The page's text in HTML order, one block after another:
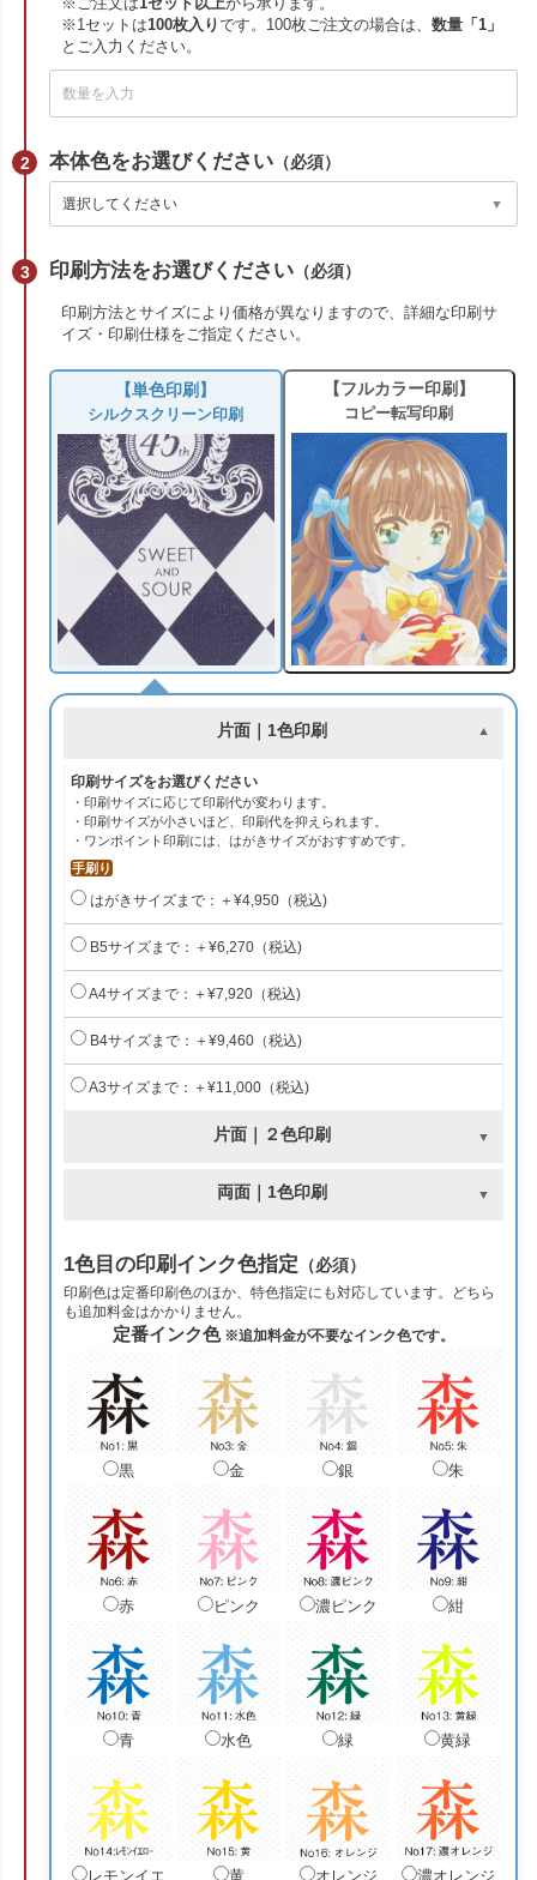
※ご注文は1セット以上から承ります。
※1セットは100枚入りです。100枚ご注文の場合は、数量「1」
とご入力ください。
本体色をお選びください （必須）
印刷方法をお選びください （必須）
印刷方法とサイズにより価格が異なりますので、詳細な印刷サ
イズ・印刷仕様をご指定ください。
【単色印刷】
シルクスクリーン印刷
【フルカラー印刷】
コピー転写印刷
片面｜1色印刷
印刷サイズをお選びください
・印刷サイズに応じて印刷代が変わります。
・印刷サイズが小さいほど、印刷代を抑えられます。
・ワンポイント印刷には、はがきサイズがおすすめです。
手刷り
はがきサイズまで：＋¥4,950（税込)
B5サイズまで：＋¥6,270（税込)
A4サイズまで：＋¥7,920（税込)
B4サイズまで：＋¥9,460（税込)
A3サイズまで：＋¥11,000（税込)
片面｜２色印刷
両面｜1色印刷
1色目の印刷インク色指定 （必須）
印刷色は定番印刷色のほか、特色指定にも対応しています。どちら
も追加料金はかかりません。
定番インク色※追加料金が不要なインク色です。
黒 金 銀 朱
赤 ピンク 濃ピンク 紺
青 水色 緑 黄緑
レモンイエ 黄 オレンジ 濃オレンジ